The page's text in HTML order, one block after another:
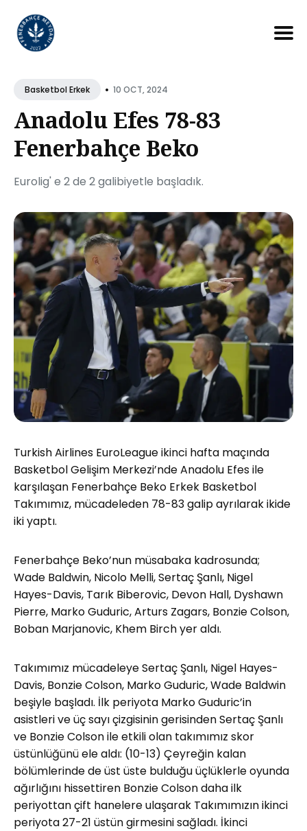
Blog
Basketbol Erkek • 10 OCT, 2024
Anadolu Efes 78-83
Fenerbahçe Beko
Eurolig' e 2 de 2 galibiyetle başladık.
Turkish Airlines EuroLeague ikinci hafta maçında
Basketbol Gelişim Merkezi’nde Anadolu Efes ile
karşılaşan Fenerbahçe Beko Erkek Basketbol
Takımımız, mücadeleden 78-83 galip ayrılarak ikide
iki yaptı.
Fenerbahçe Beko’nun müsabaka kadrosunda;
Wade Baldwin, Nicolo Melli, Sertaç Şanlı, Nigel
Hayes-Davis, Tarık Biberovic, Devon Hall, Dyshawn
Pierre, Marko Guduric, Arturs Zagars, Bonzie Colson,
Boban Marjanovic, Khem Birch yer aldı.
Takımımız mücadeleye Sertaç Şanlı, Nigel Hayes-
Davis, Bonzie Colson, Marko Guduric, Wade Baldwin
beşiyle başladı. İlk periyota Marko Guduric’in
asistleri ve üç sayı çizgisinin gerisinden Sertaç Şanlı
ve Bonzie Colson ile etkili olan takımımız skor
üstünlüğünü ele aldı: (10-13) Çeyreğin kalan
bölümlerinde de üst üste bulduğu üçlüklerle oyunda
ağırlığını hissettiren Bonzie Colson daha ilk
periyottan çift hanelere ulaşarak Takımımızın ikinci
periyota 27-21 üstün girmesini sağladı. İkinci